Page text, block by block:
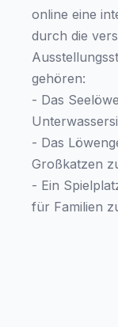
online eine
durch die
gehören:
- Das
- Das
Großkatzen
- Ein
für Familien